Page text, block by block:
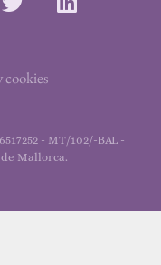
cookies
- MT/102/-BAL -
Mallorca.